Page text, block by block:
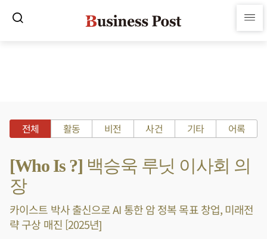
전체 활동 비전 사건 기타 어록
[Who Is ?] 백승욱 루닛 이사회 의
장
카이스트 박사 출신으로 AI 통한 암 정복 목표 창업, 미래전
략 구상 매진 [2025년]